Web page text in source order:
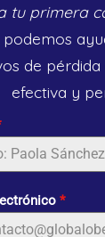
tu primera
de
efectiva y
*